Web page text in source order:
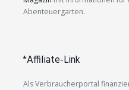
Abenteuergarten.
*Affiliate-Link
Als Verbraucherportal